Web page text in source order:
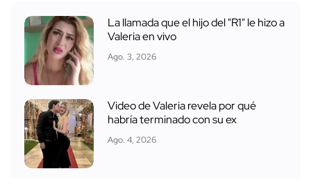
La llamada que el hijo del "R1" le hizo a
Valeria en vivo
Ago. 3, 2026
Video de Valeria revela por qué
habría terminado con su ex
Ago. 4, 2026